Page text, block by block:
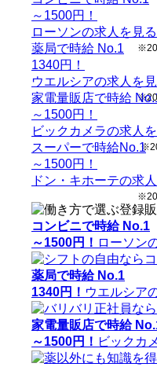
～1500円！
ローソンの求人を見る
薬局で時給 No.1
1340円！
ウエルシアの求人を
家電量販店で時給
～1500円！
ビックカメラの求人
スーパーで時給No.1
～1500円！
ドン・キホーテの求
コンビニで時給 No.1
～1500円！ ローソン
薬局で時給 No.1
1340円！ ウエルシア
家電量販店で時給
～1500円！ ビックカ